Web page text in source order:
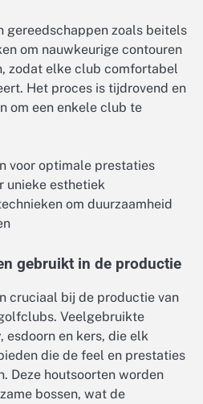
gereedschappen zoals beitels
om nauwkeurige contouren
zodat elke club comfortabel
Het proces is tijdrovend en
om een enkele club te
voor optimale prestaties
unieke esthetiek
om duurzaamheid
gebruikt in de productie
cruciaal bij de productie van
Veelgebruikte
esdoorn en kers, die elk
die de feel en prestaties
Deze houtsoorten worden
bossen, wat de